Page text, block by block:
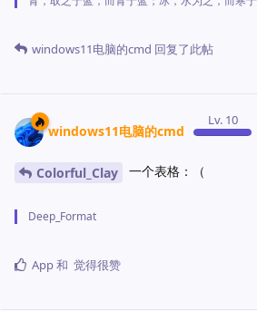
windows11电脑的cmd 回复了此帖
windows11电脑的cmd
Lv. 10
Colorful_Clay 一个表格：（
Deep_Format
App和 觉得很赞